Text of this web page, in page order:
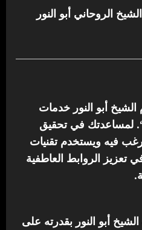
الروحاني أبو النور
أبو النور خدمات
لمساعدتك في تحقيق
فيه ويستخدم تقنيات
تعزيز الروابط العاطفية
أبو النور بقدرته على